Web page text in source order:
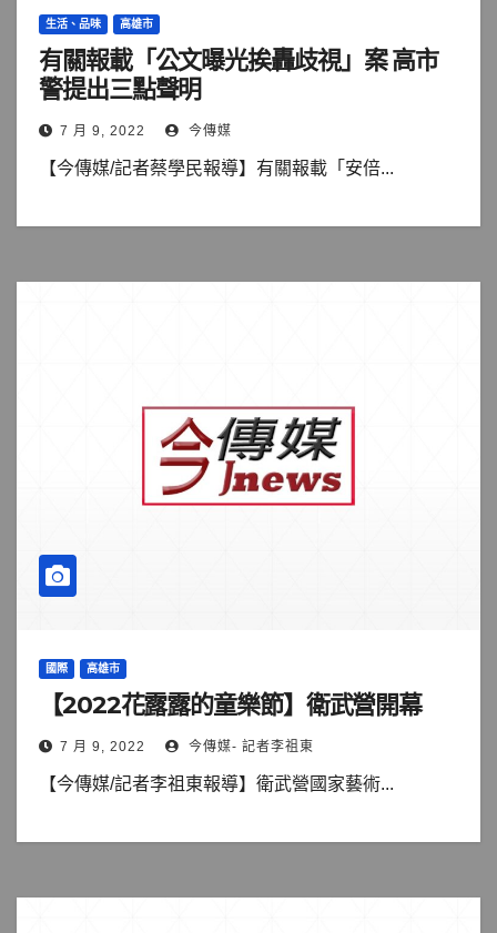
生活、品味 高雄市
有關報載「公文曝光挨轟歧視」案 高市
警提出三點聲明
7 月 9, 2022 今傳媒
【今傳媒/記者蔡學民報導】有關報載「安倍...
國際 高雄市
【2022花露露的童樂節】衛武營開幕
7 月 9, 2022 今傳媒- 記者李祖東
【今傳媒/記者李祖東報導】衛武營國家藝術...